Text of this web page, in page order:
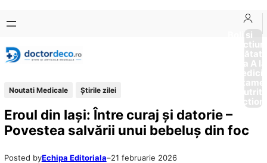
conținut
content
Boli si
Afectiuni
Sănătate
de la A
Noutati Medicale Știrile zilei
Eroul din Iași: Între curaj și datorie –
Povestea salvării unui bebeluș din foc
Posted byEchipa Editoriala–21 februarie 2026